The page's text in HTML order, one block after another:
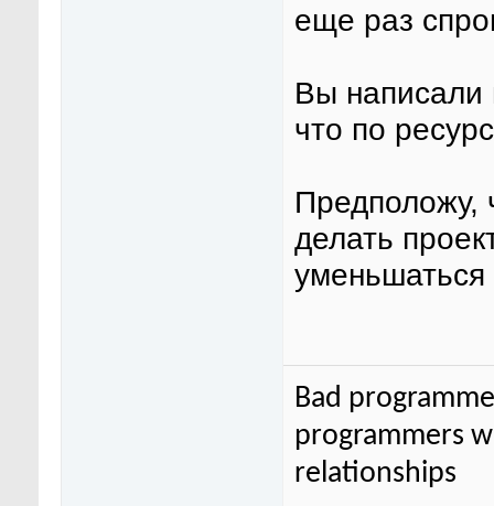
еще раз
Вы написали
что по
Предположу,
делать
уменьшаться
Bad
programmers
relationships